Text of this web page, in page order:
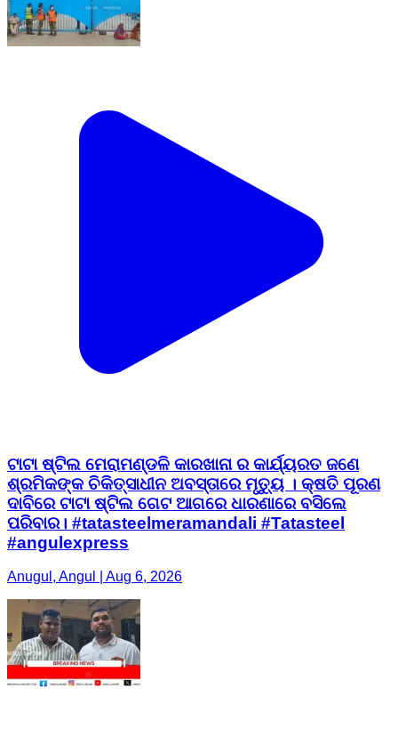
ଟାଟା ଷ୍ଟିଲ ମେରାମଣ୍ଡଳି କାରଖାନା ର କାର୍ଯ୍ୟରତ ଜଣେ
ଶ୍ରମିକଙ୍କ ଚିକିତ୍ସାଧୀନ ଅବସ୍ତାରେ ମୃତ୍ୟୁ । କ୍ଷତି ପୂରଣ
ଦାବିରେ ଟାଟା ଷ୍ଟିଲ ଗେଟ ଆଗରେ ଧାରଣାରେ ବସିଲେ
ପରିବାର। #tatasteelmeramandali #Tatasteel
#angulexpress
Anugul, Angul | Aug 6, 2026